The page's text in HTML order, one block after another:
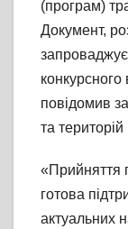
(програм)
Документ,
конкурсного
повідомив
та
«Прийняття
готова
актуальних